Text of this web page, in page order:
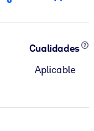
Cualidades
Aplicable